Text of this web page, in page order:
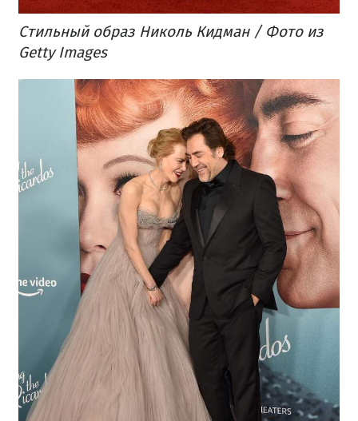
Стильный образ Николь Кидман / Фото из
Getty Images